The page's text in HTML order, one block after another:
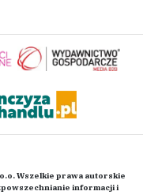
Wszelkie prawa autorskie
informacji i